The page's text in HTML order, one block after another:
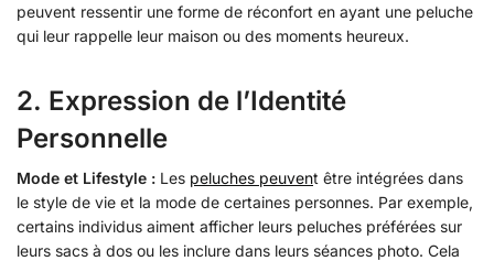
peuvent ressentir une forme de réconfort en ayant une peluche
qui leur rappelle leur maison ou des moments heureux.
2. Expression de l’Identité
Personnelle
Mode et Lifestyle : Les peluches peuvent être intégrées dans
le style de vie et la mode de certaines personnes. Par exemple,
certains individus aiment afficher leurs peluches préférées sur
leurs sacs à dos ou les inclure dans leurs séances photo. Cela